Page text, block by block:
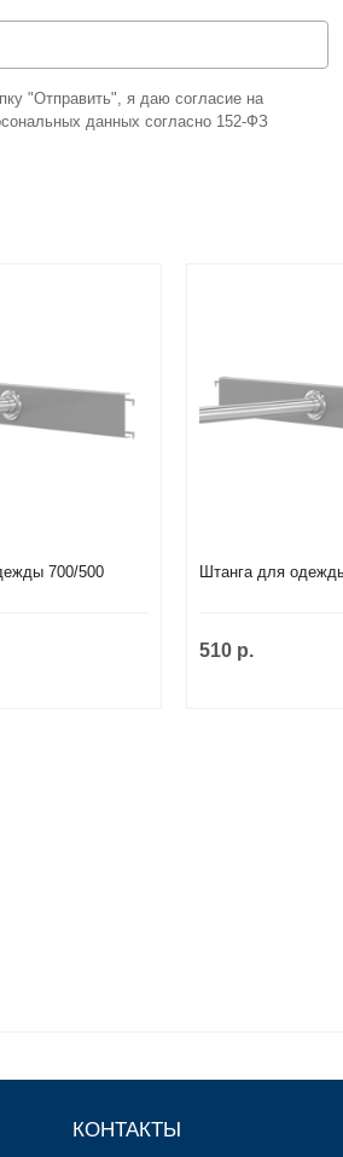
"Отправить", я даю согласие на
данных согласно 152-ФЗ
700/500 Штанга для
510 р.
КОНТАКТЫ